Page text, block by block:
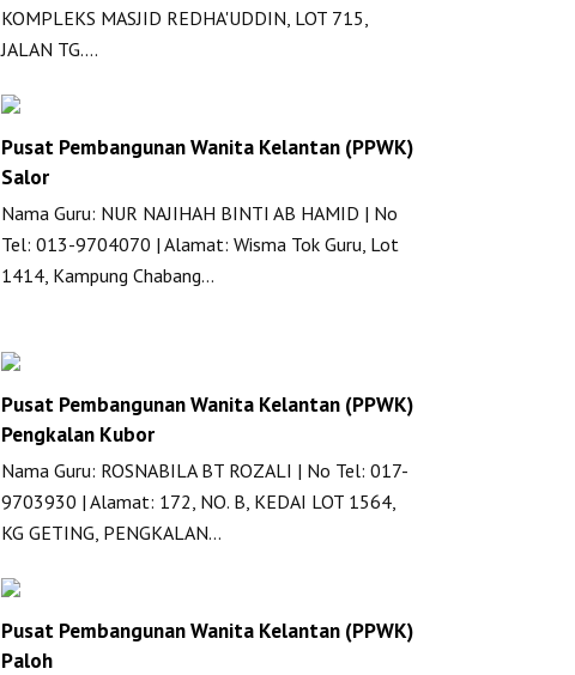
KOMPLEKS MASJID REDHA'UDDIN, LOT 715,
JALAN TG.…
Pusat Pembangunan Wanita Kelantan (PPWK)
Salor
Nama Guru: NUR NAJIHAH BINTI AB HAMID | No
Tel: 013-9704070 | Alamat: Wisma Tok Guru, Lot
1414, Kampung Chabang…
Pusat Pembangunan Wanita Kelantan (PPWK)
Pengkalan Kubor
Nama Guru: ROSNABILA BT ROZALI | No Tel: 017-
9703930 | Alamat: 172, NO. B, KEDAI LOT 1564,
KG GETING, PENGKALAN…
Pusat Pembangunan Wanita Kelantan (PPWK)
Paloh